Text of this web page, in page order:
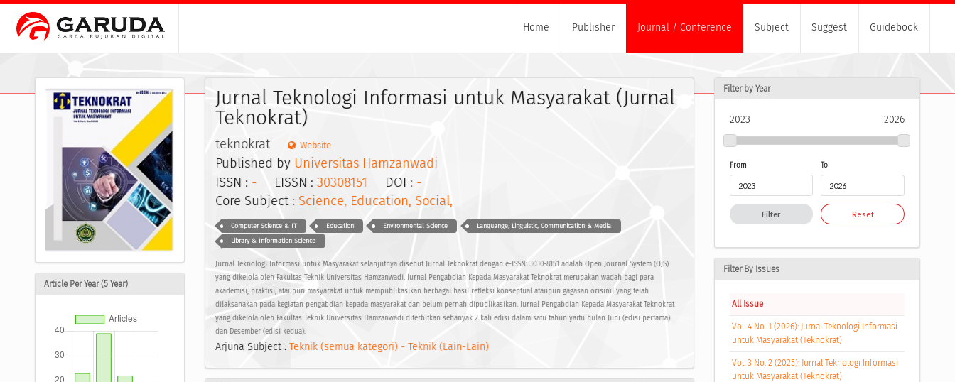
Home Publisher Journal / Conference Subject Suggest Guidebook
Article Per Year (5 Year)
Jurnal Teknologi Informasi untuk Masyarakat (Jurnal
Teknokrat)
teknokrat Website
Published by Universitas Hamzanwadi
ISSN : -EISSN : 30308151 DOI : -
Core Subject : Science, Education, Social,
Computer Science & IT Education Environmental Science Languange, Linguistic, Communication & Media
Library & Information Science
Jurnal Teknologi Informasi untuk Masyarakat selanjutnya disebut Jurnal Teknokrat dengan e-ISSN: 3030-8151 adalah Open Journal System (OJS)
yang dikelola oleh Fakultas Teknik Universitas Hamzanwadi. Jurnal Pengabdian Kepada Masyarakat Teknokrat merupakan wadah bagi para
akademisi, praktisi, ataupun masyarakat untuk mempublikasikan berbagai hasil refleksi konseptual ataupun gagasan orisinil yang telah
dilaksanakan pada kegiatan pengabdian kepada masyarakat dan belum pernah dipublikasikan. Jurnal Pengabdian Kepada Masyarakat Teknokrat
yang dikelola oleh Fakultas Teknik Universitas Hamzanwadi diterbitkan sebanyak 2 kali edisi dalam satu tahun yaitu bulan Juni (edisi pertama)
dan Desember (edisi kedua).
Arjuna Subject : Teknik (semua kategori) - Teknik (Lain-Lain)
Filter by Year
2023 2026
From To
Filter Reset
Filter By Issues
All Issue
Vol. 4 No. 1 (2026): Jurnal Teknologi Informasi
untuk Masyarakat (Teknokrat)
Vol. 3 No. 2 (2025): Jurnal Teknologi Informasi
untuk Masyarakat (Teknokrat)